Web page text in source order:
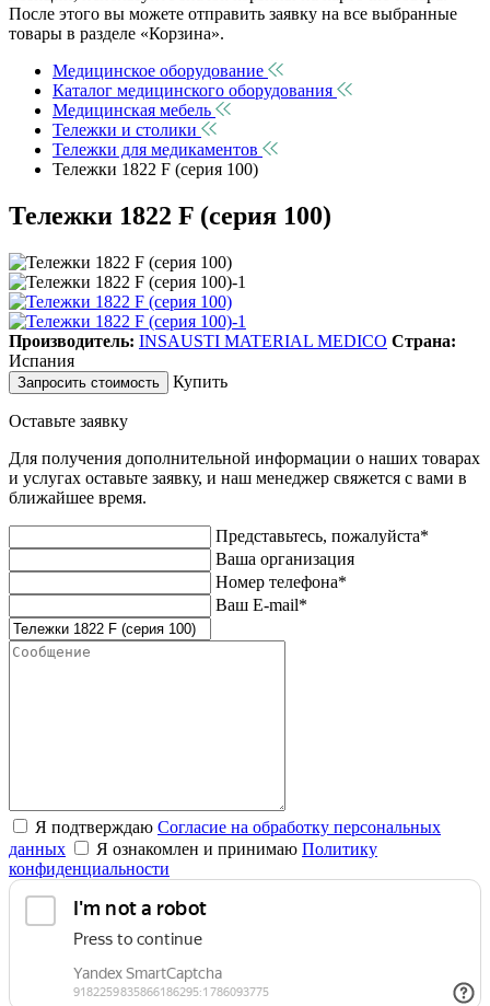
После этого вы можете отправить заявку на все выбранные
товары в разделе «Корзина».
Медицинское оборудование
Каталог медицинского оборудования
Медицинская мебель
Тележки и столики
Тележки для медикаментов
Тележки 1822 F (серия 100)
Тележки 1822 F (серия 100)
Производитель: INSAUSTI MATERIAL MEDICO Страна:
Испания
Запросить стоимость Купить
Оставьте заявку
Для получения дополнительной информации о наших товарах
и услугах оставьте заявку, и наш менеджер свяжется с вами в
ближайшее время.
Представьтесь, пожалуйста*
Ваша организация
Номер телефона*
Ваш E-mail*
Я подтверждаю Согласие на обработку персональных
данных
Я ознакомлен и принимаю Политику
конфиденциальности